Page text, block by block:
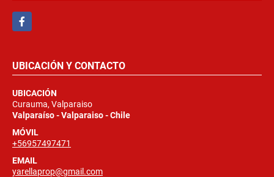
Facebook
UBICACIÓN Y CONTACTO
UBICACIÓN
Curauma, Valparaiso
Valparaíso - Valparaiso - Chile
MÓVIL
+56957497471
EMAIL
yarellaprop@gmail.com